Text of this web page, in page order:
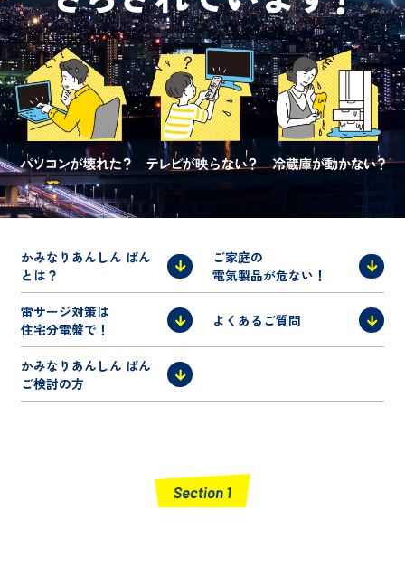
かみなりあんしん ばん
とは？
ご家庭の
電気製品が危ない！
雷サージ対策は
住宅分電盤で！
よくあるご質問
かみなりあんしん ばん
ご検討の方